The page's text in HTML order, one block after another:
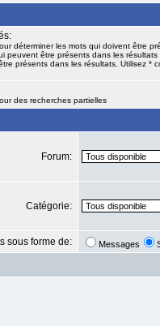
déterminer les mots qui doivent être
peuvent être présents dans les résultats
présents dans les résultats. Utilisez *
des recherches partielles
Forum:
Catégorie:
sous forme de: Messages